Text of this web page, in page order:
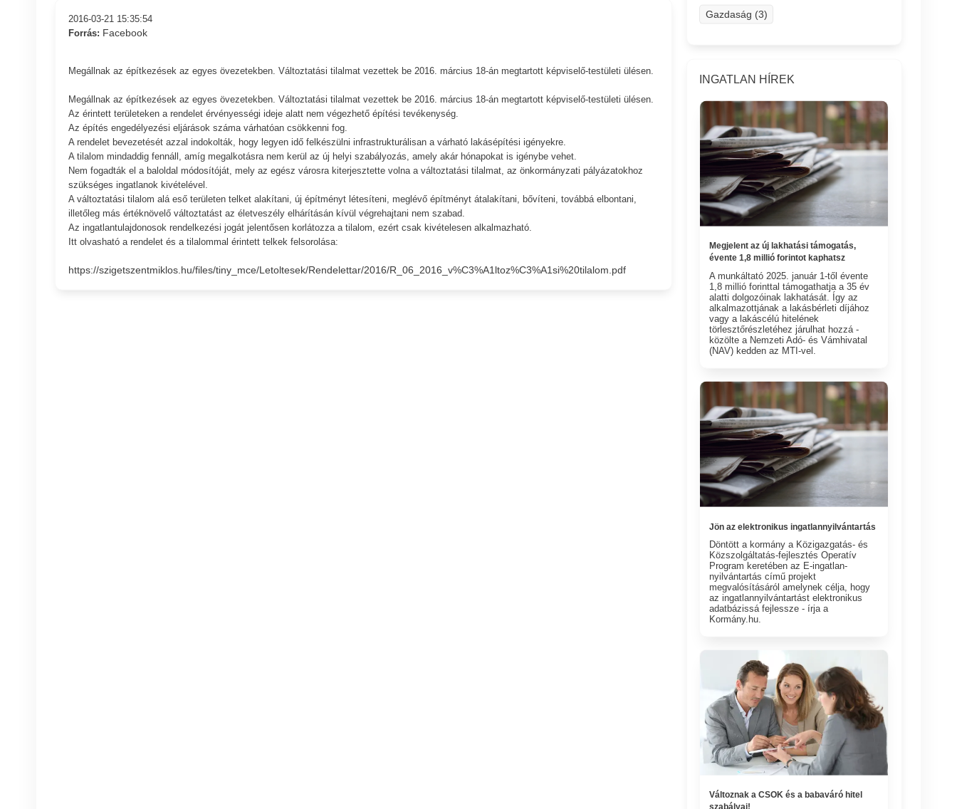
2016-03-21 15:35:54
Forrás: Facebook
Megállnak az építkezések az egyes övezetekben. Változtatási tilalmat vezettek be 2016. március 18-án megtartott képviselő-testületi ülésen.
Megállnak az építkezések az egyes övezetekben. Változtatási tilalmat vezettek be 2016. március 18-án megtartott képviselő-testületi ülésen.
Az érintett területeken a rendelet érvényességi ideje alatt nem végezhető építési tevékenység.
Az építés engedélyezési eljárások száma várhatóan csökkenni fog.
A rendelet bevezetését azzal indokolták, hogy legyen idő felkészülni infrastrukturálisan a várható lakásépítési igényekre.
A tilalom mindaddig fennáll, amíg megalkotásra nem kerül az új helyi szabályozás, amely akár hónapokat is igénybe vehet.
Nem fogadták el a baloldal módosítóját, mely az egész városra kiterjesztette volna a változtatási tilalmat, az önkormányzati pályázatokhoz
szükséges ingatlanok kivételével.
A változtatási tilalom alá eső területen telket alakítani, új építményt létesíteni, meglévő építményt átalakítani, bővíteni, továbbá elbontani,
illetőleg más értéknövelő változtatást az életveszély elhárításán kívül végrehajtani nem szabad.
Az ingatlantulajdonosok rendelkezési jogát jelentősen korlátozza a tilalom, ezért csak kivételesen alkalmazható.
Itt olvasható a rendelet és a tilalommal érintett telkek felsorolása:
https://szigetszentmiklos.hu/files/tiny_mce/Letoltesek/Rendelettar/2016/R_06_2016_v%C3%A1ltoz%C3%A1si%20tilalom.pdf
Gazdaság (3)
INGATLAN HÍREK
Megjelent az új lakhatási támogatás,
évente 1,8 millió forintot kaphatsz
A munkáltató 2025. január 1-től évente
1,8 millió forinttal támogathatja a 35 év
alatti dolgozóinak lakhatását. Így az
alkalmazottjának a lakásbérleti díjához
vagy a lakáscélú hitelének
törlesztőrészletéhez járulhat hozzá -
közölte a Nemzeti Adó- és Vámhivatal
(NAV) kedden az MTI-vel.
Jön az elektronikus ingatlannyilvántartás
Döntött a kormány a Közigazgatás- és
Közszolgáltatás-fejlesztés Operatív
Program keretében az E-ingatlan-
nyilvántartás című projekt
megvalósításáról amelynek célja, hogy
az ingatlannyilvántartást elektronikus
adatbázissá fejlessze - írja a
Kormány.hu.
Változnak a CSOK és a babaváró hitel
szabályai!